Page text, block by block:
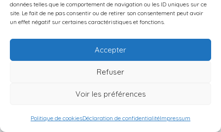
données telles que le comportement de navigation ou les ID uniques sur ce
site. Le fait de ne pas consentir ou de retirer son consentement peut avoir
un effet négatif sur certaines caractéristiques et fonctions.
Accepter
Refuser
Voir les préférences
Politique de cookiesDéclaration de confidentialitéImpressum
espaces commerciaux et résidentiels.
DESTINATIONS